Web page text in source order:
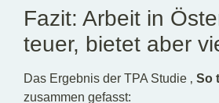
Fazit: Arbeit in
teuer, bietet aber
Das Ergebnis der TPA Studie ‚ So
zusammen gefasst: